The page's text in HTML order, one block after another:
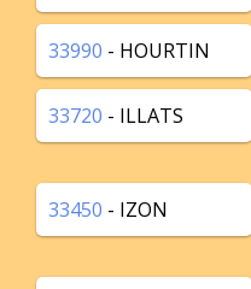
33990 - HOURTIN
33720 - ILLATS
33450 - IZON